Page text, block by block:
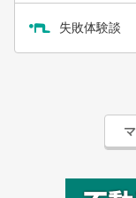
失敗体験談